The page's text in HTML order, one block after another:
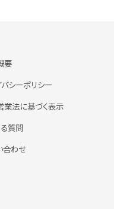
要
シーポリシー
業法に基づく表示
る質問
合わせ